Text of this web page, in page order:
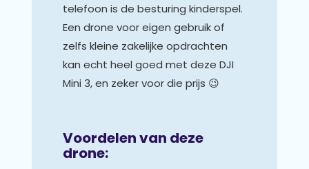
telefoon is de besturing kinderspel.
Een drone voor eigen gebruik of
zelfs kleine zakelijke opdrachten
kan echt heel goed met deze DJI
Mini 3, en zeker voor die prijs 😉
Voordelen van deze
drone: